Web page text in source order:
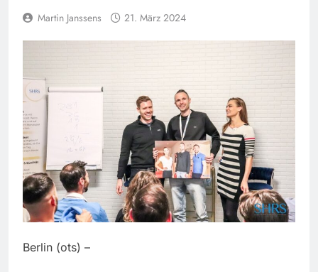
Martin Janssens 21. März 2024
Berlin (ots) –